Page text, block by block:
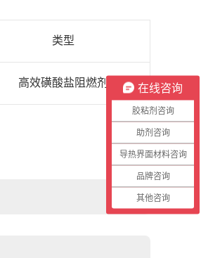
类型
高效磺酸盐阻燃剂 在线咨询
胶粘剂咨询
助剂咨询
导热界面材料咨询
品牌咨询
其他咨询